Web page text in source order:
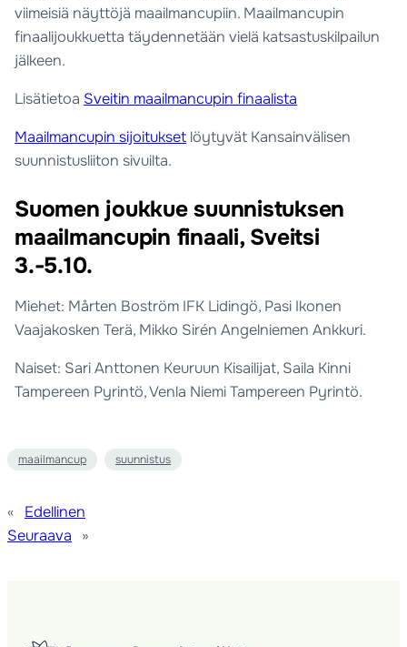
viimeisiä näyttöjä maailmancupiin. Maailmancupin
finaalijoukkuetta täydennetään vielä katsastuskilpailun
jälkeen.
Lisätietoa Sveitin maailmancupin finaalista
Maailmancupin sijoitukset löytyvät Kansainvälisen
suunnistusliiton sivuilta.
Suomen joukkue suunnistuksen
maailmancupin finaali, Sveitsi
3.-5.10.
Miehet: Mårten Boström IFK Lidingö, Pasi Ikonen
Vaajakosken Terä, Mikko Sirén Angelniemen Ankkuri.
Naiset: Sari Anttonen Keuruun Kisailijat, Saila Kinni
Tampereen Pyrintö, Venla Niemi Tampereen Pyrintö.
maailmancup suunnistus
«
Edellinen
Seuraava
»